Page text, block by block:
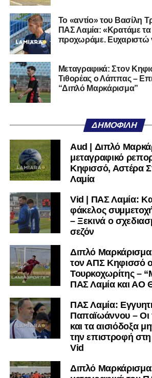
Cilento και Castrovillari, έχοντας
ποδοσφαιρική του διαδρομή από τον
Τον καλωσορίζουμε στην οικογένεια
του ευχόμαστε υγεία και επιτυχίες.»
Ακολουθήστε τοlamiara.grστο
μαθαίνετε πρώτοι τα κυανόλευκα νέα
Twitterκαι στο
μαθαίνετε σε χρόνο dt όλα τα νέα.
Το «αντίο» του Βασίλη
ΠΑΣ Λαμία: «Κρατάμε τα
προχωράμε. Ευχαριστώ
Μεταγραφικά: Στον
Τιθορέας ο Λάππας –
“Διπλό Μαρκάρισμα”
ΔΗΜΟΦΙΛΉ
Aud | Διπλό
μεταγραφικό
Κηφισσό, Αστέρα
Λαμία
Vid | ΠΑΣ Λαμία:
φάκελος
– Ξεκινά ο
σεζόν
Διπλό
τον ΑΠΣ Κηφισσό
Τουρκοχωρίτης –
ΠΑΣ Λαμία και ΑΟ
ΠΑΣ Λαμία:
Παπαϊωάννου – Οι
και τα αισιόδοξα
την επιστροφή
Vid
Διπλό Μαρκάρισμα: